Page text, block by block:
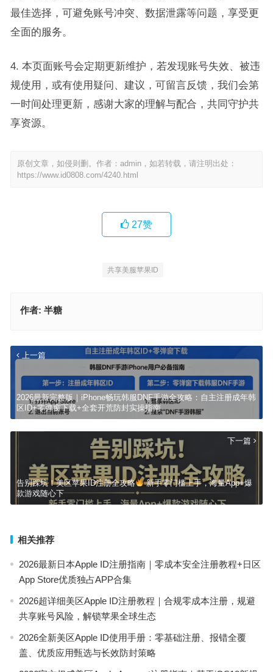
最佳选择，可避免账号冲突、数据泄露等问题，享受更
全面的服务。
4. 本页面账号会定期更新维护，若发现账号失效、被违
规使用，或有使用疑问、建议，可留言反馈，我们会第
一时间处理更新，感谢大家的理解与配合，共同守护共
享资源。
原创文章，如侵则删。作者：admin，如若转载，请注明出处：
https://www.id0808.com/4240.html
27赞
共享美服苹果ID
作者: 半糖
上一篇
2026最新完整版｜iPhone畅玩韩服DNF手游全攻略：自主注册成年韩
区ID+零弹窗下载+全套开荒防封实操指南
下一篇
告别踩坑！美区苹果ID注册全攻略
新手零门槛上手，海量App+爆
款游戏随心下
相关推荐
2026最新日本Apple ID注册指南｜零成本安全注册教程+日区
App Store优质独占APP合集
2026超详细美区Apple ID注册教程｜合规零成本注册，规避
共享账号风险，解锁苹果全球生态
2026全新美区Apple ID使用手册：零基础注册、报错全覆
盖、优质应用甄选与长效防封策略